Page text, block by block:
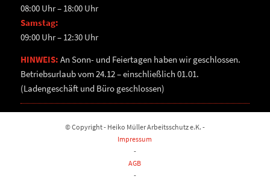
08:00 Uhr – 18:00 Uhr
Samstag:
09:00 Uhr – 12:30 Uhr
HINWEIS: An Sonn- und Feiertagen haben wir geschlossen.
Betriebsurlaub vom 24.12 – einschließlich 01.01.
(Ladengeschäft und Büro geschlossen)
© Copyright - Heiko Müller Arbeitsschutz e.K. -
Impressum
-
AGB
-